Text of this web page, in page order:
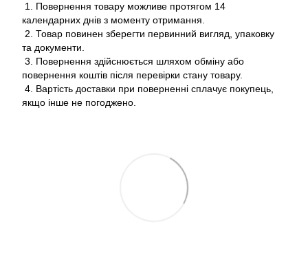
1. Повернення товару можливе протягом 14
календарних днів з моменту отримання.
2. Товар повинен зберегти первинний вигляд, упаковку
та документи.
3. Повернення здійснюється шляхом обміну або
повернення коштів після перевірки стану товару.
4. Вартість доставки при поверненні сплачує покупець,
якщо інше не погоджено.